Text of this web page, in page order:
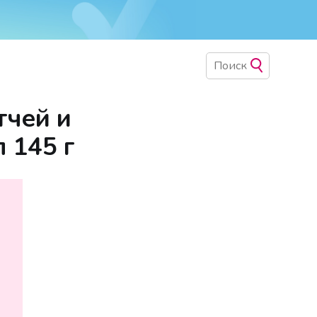
и
145 г